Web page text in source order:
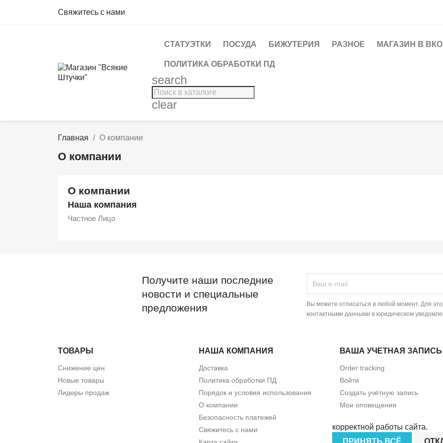
Свяжитесь с нами
СТАТУЭТКИ ПОСУДА БИЖУТЕРИЯ РАЗНОЕ МАГАЗИН В
ПОЛИТИКА ОБРАБОТКИ ПД
search
clear
Главная О компании
О компании
О компании
Наша компания
Частное Лицо
Получите наши последние
новости и специальные
предложения
Вы можете отписаться в любой момент. Для
контактными данными в юридическом
ТОВАРЫ
Снижение цен
Новые товары
Лидеры продаж
НАША КОМПАНИЯ
Доставка
Политика обработки ПД
Порядок и условия использования
О компании
Безопасность платежей
Свяжитесь с нами
ВАША УЧЕТНАЯ ЗАПИСЬ
Order tracking
Войти
Создать учётную запись
Мои оповещения
корректной работы сайта.
ПРИНЯТЬ ВСЁ